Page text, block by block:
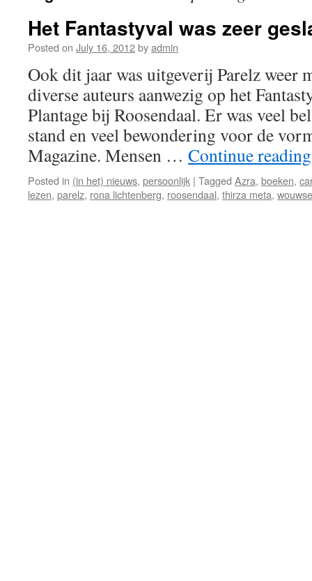
Het Fantastyval was zeer
Posted on July 16, 2012byadmin
Ook dit jaar was uitgeverij Parelz weer
diverse auteurs aanwezig op het
Plantage bij Roosendaal. Er was veel
stand en veel bewondering voor de
Magazine. Mensen … Continue
Posted in (in het) nieuws, persoonlijk | Tagged Azra, boeken,
lezen, parelz, rona lichtenberg, roosendaal, thirza meta,